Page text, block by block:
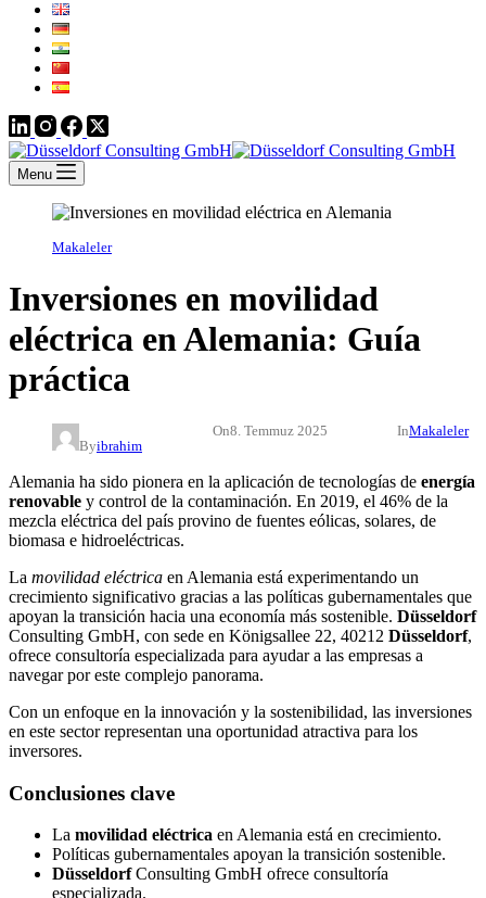
Menu
Makaleler
Inversiones en movilidad
eléctrica en Alemania: Guía
práctica
Byibrahim
On8. Temmuz 2025 InMakaleler
Alemania ha sido pionera en la aplicación de tecnologías de energía
renovable y control de la contaminación. En 2019, el 46% de la
mezcla eléctrica del país provino de fuentes eólicas, solares, de
biomasa e hidroeléctricas.
La movilidad eléctrica en Alemania está experimentando un
crecimiento significativo gracias a las políticas gubernamentales que
apoyan la transición hacia una economía más sostenible. Düsseldorf
Consulting GmbH, con sede en Königsallee 22, 40212 Düsseldorf,
ofrece consultoría especializada para ayudar a las empresas a
navegar por este complejo panorama.
Con un enfoque en la innovación y la sostenibilidad, las inversiones
en este sector representan una oportunidad atractiva para los
inversores.
Conclusiones clave
La movilidad eléctrica en Alemania está en crecimiento.
Políticas gubernamentales apoyan la transición sostenible.
DüsseldorfConsulting GmbH ofrece consultoría
especializada.